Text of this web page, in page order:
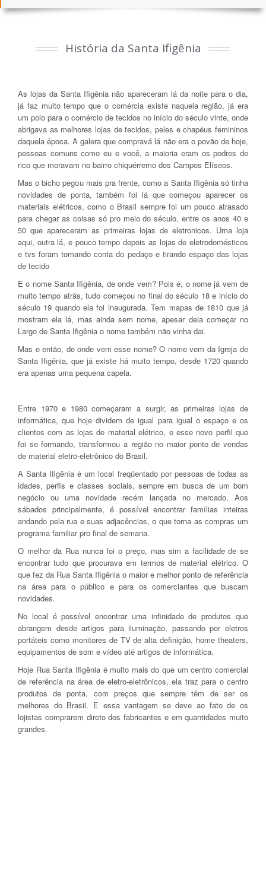
História da Santa Ifigênia
As lojas da Santa Ifigênia não apareceram lá da noite para o dia,
já faz muito tempo que o comércia existe naquela região, já era
um polo para o comércio de tecidos no início do século vinte, onde
abrigava as melhores lojas de tecidos, peles e chapéus femininos
daquela época. A galera que compravá lá não era o povão de hoje,
pessoas comuns como eu e você, a maioria eram os podres de
rico que moravam no bairro chiquérremo dos Campos Elíseos.
Mas o bicho pegou mais pra frente, como a Santa Ifigênia só tinha
novidades de ponta, também foi lá que começou aparecer os
materiais elétricos, como o Brasil sempre foi um pouco atrasado
para chegar as coisas só pro meio do século, entre os anos 40 e
50 que apareceram as primeiras lojas de eletronicos. Uma loja
aqui, outra lá, e pouco tempo depois as lojas de eletrodomésticos
e tvs foram tomando conta do pedaço e tirando espaço das lojas
de tecido
E o nome Santa Ifigênia, de onde vem? Pois é, o nome já vem de
muito tempo atrás, tudo começou no final do século 18 e início do
século 19 quando ela foi inaugurada. Tem mapas de 1810 que já
mostram ela lá, mas ainda sem nome, apesar dela começar no
Largo de Santa Ifigênia o nome também não vinha dai.
Mas e então, de onde vem esse nome? O nome vem da Igreja de
Santa Ifigênia, que já existe há muito tempo, desde 1720 quando
era apenas uma pequena capela.
Entre 1970 e 1980 começaram a surgir, as primeiras lojas de
informática, que hoje dividem de igual para igual o espaço e os
clientes com as lojas de material elétrico, e esse novo perfil que
foi se formando, transformou a região no maior ponto de vendas
de material eletro-eletrônico do Brasil.
A Santa Ifigênia é um local freqüentado por pessoas de todas as
idades, perfis e classes sociais, sempre em busca de um bom
negócio ou uma novidade recém lançada no mercado. Aos
sábados principalmente, é possível encontrar famílias inteiras
andando pela rua e suas adjacências, o que torna as compras um
programa familiar pro final de semana.
O melhor da Rua nunca foi o preço, mas sim a facilidade de se
encontrar tudo que procurava em termos de material elétrico. O
que fez da Rua Santa Ifigênia o maior e melhor ponto de referência
na área para o público e para os comerciantes que buscam
novidades.
No local é possível encontrar uma infinidade de produtos que
abrangem desde artigos para iluminação, passando por eletros
portáteis como monitores de TV de alta definição, home theaters,
equipamentos de som e vídeo até artigos de informática.
Hoje Rua Santa Ifigênia é muito mais do que um centro comercial
de referência na área de eletro-eletrônicos, ela traz para o centro
produtos de ponta, com preços que sempre têm de ser os
melhores do Brasil. E essa vantagem se deve ao fato de os
lojistas comprarem direto dos fabricantes e em quantidades muito
grandes.